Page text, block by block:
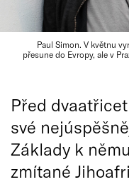
Paul Simon. V květnu
přesune do Evropy, ale v
Před
své
Základy k
zmítané